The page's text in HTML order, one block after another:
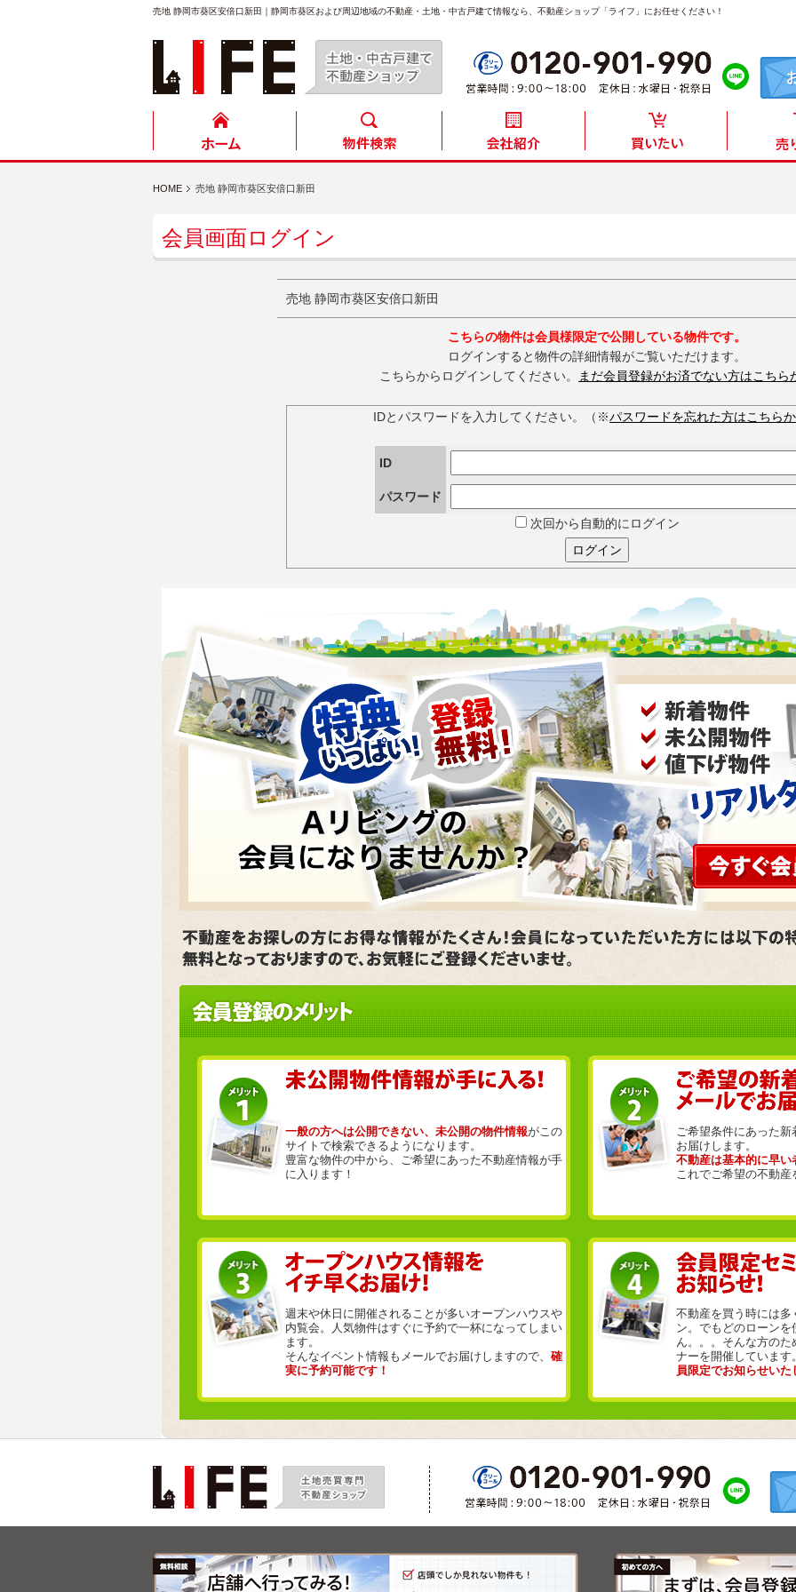
売地 静岡市葵区安倍口新田｜静岡市葵区および周辺地域の不動産・土地・中古戸建て情報なら、不動産ショップ「ライフ」にお任せください！
HOME 売地 静岡市葵区安倍口新田
会員画面ログイン
売地 静岡市葵区安倍口新田
こちらの物件は会員様限定で公開している物件です。
ログインすると物件の詳細情報がご覧いただけます。
こちらからログインしてください。
まだ会員登録がお済でない方はこちら
IDとパスワードを入力してください。（※パスワードを忘れた方はこちら
ID
パスワード
次回から自動的にログイン
ログイン
一般の方へは公開できない、未公開の物件情報がこの
サイトで検索できるようになります。
豊富な物件の中から、ご希望にあった不動産情報が手
に入ります！
ご希望条件にあった
お届けします。
不動産は基本的に早い
これでご希望の不動
週末や休日に開催されることが多いオープンハウスや
内覧会。人気物件はすぐに予約で一杯になってしまい
ます。
そんなイベント情報もメールでお届けしますので、 確
実に予約可能です！
不動産を買う時には
ン。でもどのローン
ん。。。そんな方の
ナーを開催しています
員限定でお知らせいた